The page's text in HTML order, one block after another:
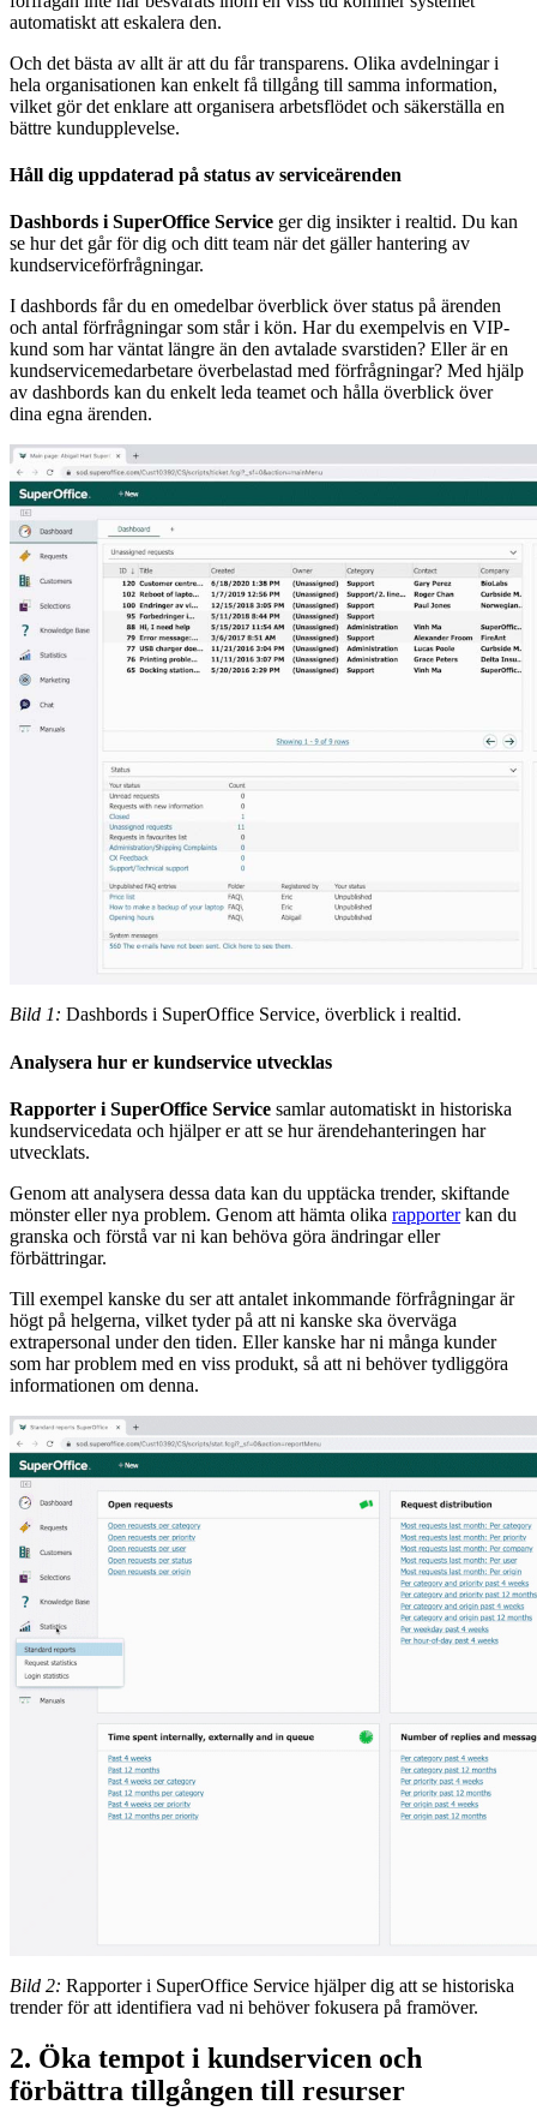
automatiskt att eskalera den.
Och det bästa av allt är att du får transparens. Olika avdelningar i
hela organisationen kan enkelt få tillgång till samma information,
vilket gör det enklare att organisera arbetsflödet och säkerställa en
bättre kundupplevelse.
Håll dig uppdaterad på status av serviceärenden
Dashbords i SuperOffice Service ger dig insikter i realtid. Du kan
se hur det går för dig och ditt team när det gäller hantering av
kundserviceförfrågningar.
I dashbords får du en omedelbar överblick över status på ärenden
och antal förfrågningar som står i kön. Har du exempelvis en VIP-
kund som har väntat längre än den avtalade svarstiden? Eller är en
kundservicemedarbetare överbelastad med förfrågningar? Med hjälp
av dashbords kan du enkelt leda teamet och hålla överblick över
dina egna ärenden.
Bild 1: Dashbords i SuperOffice Service, överblick i realtid.
Analysera hur er kundservice utvecklas
Rapporter i SuperOffice Service samlar automatiskt in historiska
kundservicedata och hjälper er att se hur ärendehanteringen har
utvecklats.
Genom att analysera dessa data kan du upptäcka trender, skiftande
mönster eller nya problem. Genom att hämta olika rapporterkan du
granska och förstå var ni kan behöva göra ändringar eller
förbättringar.
Till exempel kanske du ser att antalet inkommande förfrågningar är
högt på helgerna, vilket tyder på att ni kanske ska överväga
extrapersonal under den tiden. Eller kanske har ni många kunder
som har problem med en viss produkt, så att ni behöver tydliggöra
informationen om denna.
Bild 2: Rapporter i SuperOffice Service hjälper dig att se historiska
trender för att identifiera vad ni behöver fokusera på framöver.
2. Öka tempot i kundservicen och
förbättra tillgången till resurser